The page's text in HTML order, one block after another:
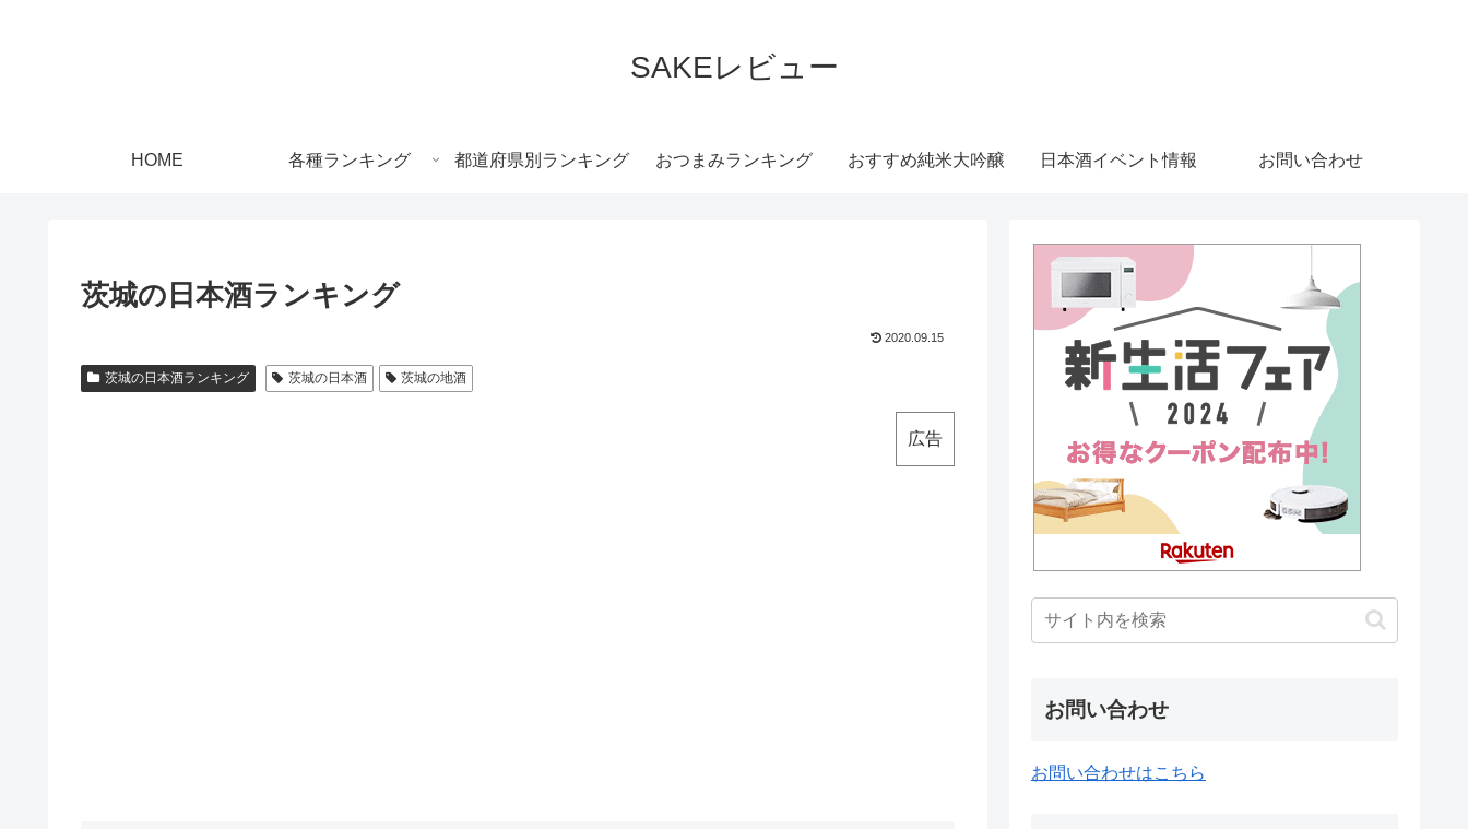
SAKEレビュー
HOME 各種ランキング 都道府県別ランキング おつまみランキング おすすめ純米大吟醸 日本酒イベント情報 お問い合わせ
茨城の日本酒ランキング
2020.09.15
茨城の日本酒ランキング 茨城の日本酒 茨城の地酒
広告
お問い合わせ
お問い合わせはこちら